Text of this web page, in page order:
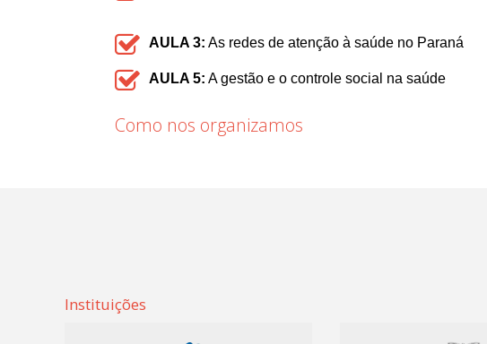
AULA 3: As redes de atenção à saúde no Paraná
AULA 5: A gestão e o controle social na saúde
Como nos organizamos
Instituições